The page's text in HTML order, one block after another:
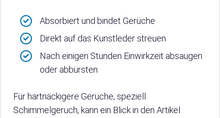
Absorbiert und bindet Gerüche
Direkt auf das Kunstleder streuen
Nach einigen Stunden Einwirkzeit absaugen
oder abbürsten
Für hartnäckigere Gerüche, speziell
Schimmelgeruch, kann ein Blick in den Artikel